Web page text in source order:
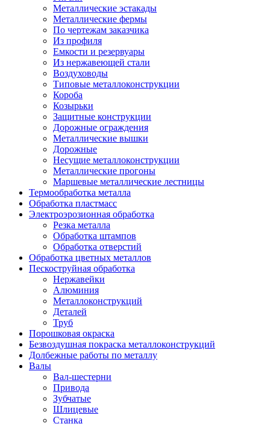
Металлические эстакады
Металлические фермы
По чертежам заказчика
Из профиля
Емкости и резервуары
Из нержавеющей стали
Воздуховоды
Типовые металлоконструкции
Короба
Козырьки
Защитные конструкции
Дорожные ограждения
Металлические вышки
Дорожные
Несущие металлоконструкции
Металлические прогоны
Маршевые металлические лестницы
Термообработка металла
Обработка пластмасс
Электроэрозионная обработка
Резка металла
Обработка штампов
Обработка отверстий
Обработка цветных металлов
Пескоструйная обработка
Нержавейки
Алюминия
Металлоконструкций
Деталей
Труб
Порошковая окраска
Безвоздушная покраска металлоконструкций
Долбежные работы по металлу
Валы
Вал-шестерни
Привода
Зубчатые
Шлицевые
Станка